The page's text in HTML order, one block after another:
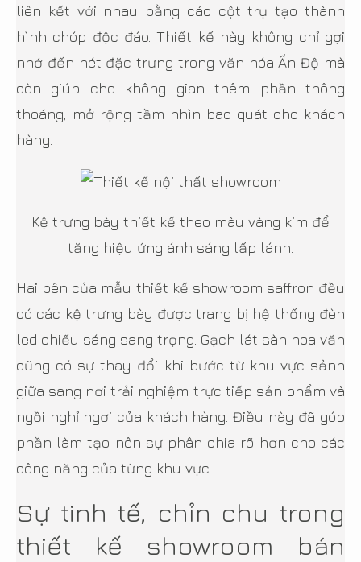
liên kết với nhau bằng các cột trụ tạo thành
hình chóp độc đáo. Thiết kế này không chỉ gợi
nhớ đến nét đặc trưng trong văn hóa Ấn Độ mà
còn giúp cho không gian thêm phần thông
thoáng, mở rộng tầm nhìn bao quát cho khách
hàng.
Kệ trưng bày thiết kế theo màu vàng kim để
tăng hiệu ứng ánh sáng lấp lánh.
Hai bên của mẫu thiết kế showroom saffron đều
có các kệ trưng bày được trang bị hệ thống đèn
led chiếu sáng sang trọng. Gạch lát sàn hoa văn
cũng có sự thay đổi khi bước từ khu vực sảnh
giữa sang nơi trải nghiệm trực tiếp sản phẩm và
ngồi nghỉ ngơi của khách hàng. Điều này đã góp
phần làm tạo nên sự phân chia rõ hơn cho các
công năng của từng khu vực.
Sự tinh tế, chỉn chu trong
thiết kế showroom bán